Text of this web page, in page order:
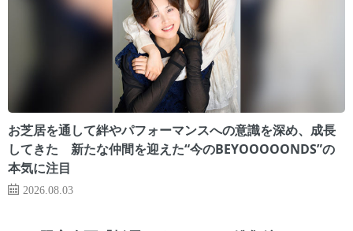
お芝居を通して絆やパフォーマンスへの意識を深め、成長
してきた 新たな仲間を迎えた“今のBEYOOOOONDS”の
本気に注目
2026.08.03